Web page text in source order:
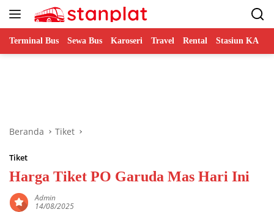
Terminal Bus Sewa Bus Karoseri Travel Rental Stasiun KA
Beranda Tiket
Tiket
Harga Tiket PO Garuda Mas Hari Ini
Admin
14/08/2025